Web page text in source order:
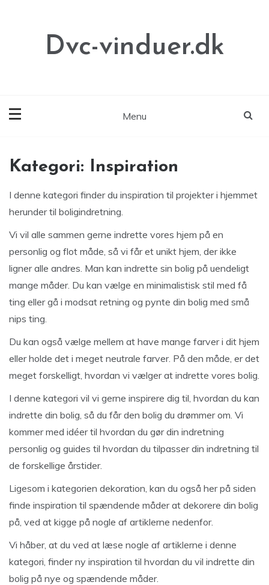
Dvc-vinduer.dk
Menu
Kategori: Inspiration
I denne kategori finder du inspiration til projekter i hjemmet
herunder til boligindretning.
Vi vil alle sammen gerne indrette vores hjem på en
personlig og flot måde, så vi får et unikt hjem, der ikke
ligner alle andres. Man kan indrette sin bolig på uendeligt
mange måder. Du kan vælge en minimalistisk stil med få
ting eller gå i modsat retning og pynte din bolig med små
nips ting.
Du kan også vælge mellem at have mange farver i dit hjem
eller holde det i meget neutrale farver. På den måde, er det
meget forskelligt, hvordan vi vælger at indrette vores bolig.
I denne kategori vil vi gerne inspirere dig til, hvordan du kan
indrette din bolig, så du får den bolig du drømmer om. Vi
kommer med idéer til hvordan du gør din indretning
personlig og guides til hvordan du tilpasser din indretning til
de forskellige årstider.
Ligesom i kategorien dekoration, kan du også her på siden
finde inspiration til spændende måder at dekorere din bolig
på, ved at kigge på nogle af artiklerne nedenfor.
Vi håber, at du ved at læse nogle af artiklerne i denne
kategori, finder ny inspiration til hvordan du vil indrette din
bolig på nye og spændende måder.